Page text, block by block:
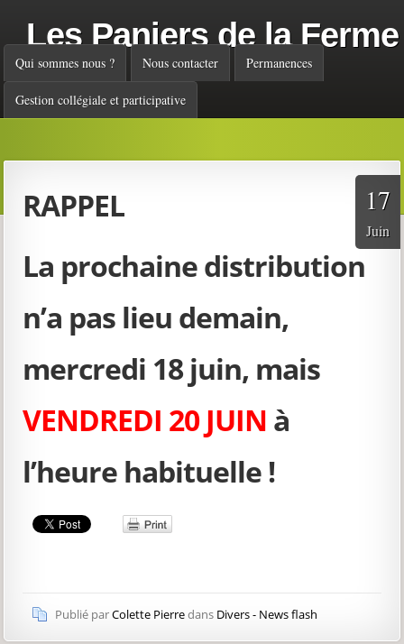
Les Paniers de la Ferme
Menu principal
Qui sommes nous ? Nous contacter Permanences
Gestion collégiale et participative
RAPPEL 17
Juin
La prochaine distribution
n’a pas lieu demain,
mercredi 18 juin, mais
VENDREDI 20 JUIN à
l’heure habituelle !
Publié parColette Pierredans Divers - News flash